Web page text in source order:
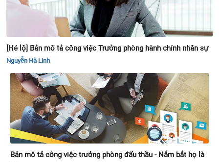
[Hé lộ] Bản mô tả công việc Trưởng phòng hành chính nhân sự
Nguyễn Hà Linh
Bản mô tả công việc trưởng phòng đấu thầu - Nắm bắt họ là